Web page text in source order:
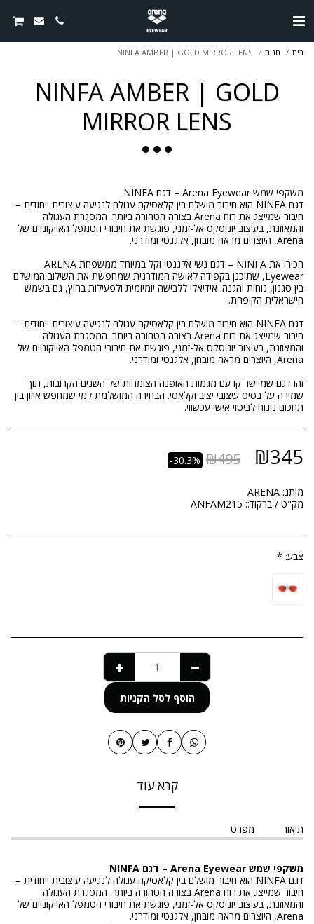
בית חנות NINFA AMBER | GOLD MIRROR LENS
NINFA AMBER | GOLD
MIRROR LENS
דגם NINFA הוא חיבור מושלם בין קלאסיקה עגולה לנגיעה עיצובית ייחודית –
חיבור שמייצג את רוח Arena בצורה הטהורה ביותר. המסגרת העגולה
והמאוזנת, בעיצוב יוניסקס אל-זמני, פוגשת את חיבורי הטמפל האייקוניים של
הכירו את NINFA – דגם נשי אלגנטי וקל במיוחד ממשפחת ARENA
Eyewear, שתוכנן בקפידה לאישה המודרנית שמחפשת את השילוב המושלם
בין סגנון, נוחות והגנה. אידיאלי ללבישה יומיומית ולפעילות בחוץ, גם בשמש
דגם NINFA הוא חיבור מושלם בין קלאסיקה עגולה לנגיעה עיצובית ייחודית –
חיבור שמייצג את רוח Arena בצורה הטהורה ביותר. המסגרת העגולה
והמאוזנת, בעיצוב יוניסקס אל-זמני, פוגשת את חיבורי הטמפל האייקוניים של
זהו דגם שמיישר קו עם מגמות האופנה הצומחות של השנים הקרובות, תוך
שמירה על בסיס עיצובי יציב וקלאסי. הבחירה המושלמת למי שמחפש איזון בין
תחכום נינוח לביטוי אישי עכשווי.
₪345
₪495
-30.3%
מותג: ARENA
מק"ט / ברקוד:: ANFAM215
צבע: *
הוסף לסל הקניות
קרא עוד
תיאור מפרט
משקפי שמש Arena Eyewear – דגם NINFA
דגם NINFA הוא חיבור מושלם בין קלאסיקה עגולה לנגיעה עיצובית ייחודית –
חיבור שמייצג את רוח Arena בצורה הטהורה ביותר. המסגרת העגולה
והמאוזנת, בעיצוב יוניסקס אל-זמני, פוגשת את חיבורי הטמפל האייקוניים של
Arena, היוצרים מראה מובחן, אלגנטי ומודרני.